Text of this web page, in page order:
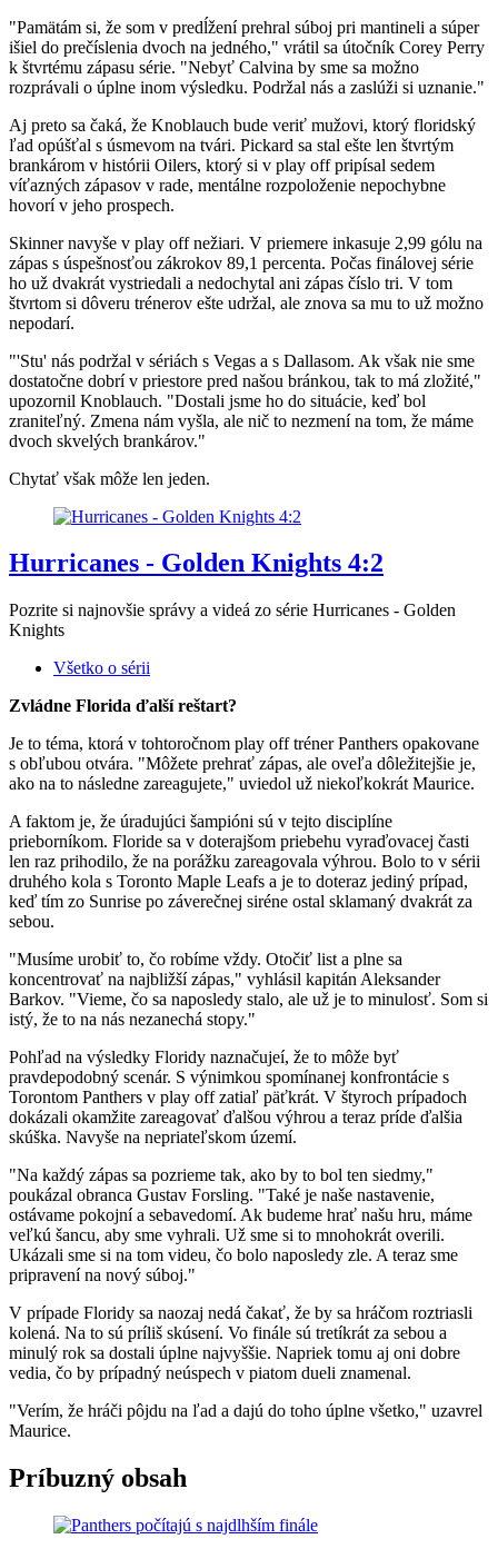
"Pamätám si, že som v predĺžení prehral súboj pri mantineli a súper
išiel do prečíslenia dvoch na jedného," vrátil sa útočník Corey Perry
k štvrtému zápasu série. "Nebyť Calvina by sme sa možno
rozprávali o úplne inom výsledku. Podržal nás a zaslúži si uznanie."
Aj preto sa čaká, že Knoblauch bude veriť mužovi, ktorý floridský
ľad opúšťal s úsmevom na tvári. Pickard sa stal ešte len štvrtým
brankárom v histórii Oilers, ktorý si v play off pripísal sedem
víťazných zápasov v rade, mentálne rozpoloženie nepochybne
hovorí v jeho prospech.
Skinner navyše v play off nežiari. V priemere inkasuje 2,99 gólu na
zápas s úspešnosťou zákrokov 89,1 percenta. Počas finálovej série
ho už dvakrát vystriedali a nedochytal ani zápas číslo tri. V tom
štvrtom si dôveru trénerov ešte udržal, ale znova sa mu to už možno
nepodarí.
"'Stu' nás podržal v sériách s Vegas a s Dallasom. Ak však nie sme
dostatočne dobrí v priestore pred našou bránkou, tak to má zložité,"
upozornil Knoblauch. "Dostali jsme ho do situácie, keď bol
zraniteľný. Zmena nám vyšla, ale nič to nezmení na tom, že máme
dvoch skvelých brankárov."
Chytať však môže len jeden.
Hurricanes - Golden Knights 4:2
Pozrite si najnovšie správy a videá zo série Hurricanes - Golden
Knights
Všetko o sérii
Zvládne Florida ďalší reštart?
Je to téma, ktorá v tohtoročnom play off tréner Panthers opakovane
s obľubou otvára. "Môžete prehrať zápas, ale oveľa dôležitejšie je,
ako na to následne zareagujete," uviedol už niekoľkokrát Maurice.
A faktom je, že úradujúci šampióni sú v tejto disciplíne
prieborníkom. Floride sa v doterajšom priebehu vyraďovacej časti
len raz prihodilo, že na porážku zareagovala výhrou. Bolo to v sérii
druhého kola s Toronto Maple Leafs a je to doteraz jediný prípad,
keď tím zo Sunrise po záverečnej siréne ostal sklamaný dvakrát za
sebou.
"Musíme urobiť to, čo robíme vždy. Otočiť list a plne sa
koncentrovať na najbližší zápas," vyhlásil kapitán Aleksander
Barkov. "Vieme, čo sa naposledy stalo, ale už je to minulosť. Som si
istý, že to na nás nezanechá stopy."
Pohľad na výsledky Floridy naznačujeí, že to môže byť
pravdepodobný scenár. S výnimkou spomínanej konfrontácie s
Torontom Panthers v play off zatiaľ päťkrát. V štyroch prípadoch
dokázali okamžite zareagovať ďalšou výhrou a teraz príde ďalšia
skúška. Navyše na nepriateľskom území.
"Na každý zápas sa pozrieme tak, ako by to bol ten siedmy,"
poukázal obranca Gustav Forsling. "Také je naše nastavenie,
ostávame pokojní a sebavedomí. Ak budeme hrať našu hru, máme
veľkú šancu, aby sme vyhrali. Už sme si to mnohokrát overili.
Ukázali sme si na tom videu, čo bolo naposledy zle. A teraz sme
pripravení na nový súboj."
V prípade Floridy sa naozaj nedá čakať, že by sa hráčom roztriasli
kolená. Na to sú príliš skúsení. Vo finále sú tretíkrát za sebou a
minulý rok sa dostali úplne najvyššie. Napriek tomu aj oni dobre
vedia, čo by prípadný neúspech v piatom dueli znamenal.
"Verím, že hráči pôjdu na ľad a dajú do toho úplne všetko," uzavrel
Maurice.
Príbuzný obsah